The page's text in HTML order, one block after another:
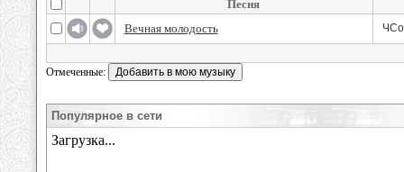
Песня
Вечная молодость
ЧCo
Отмеченные:
Популярное в сети